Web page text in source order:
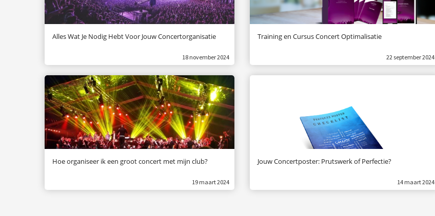
Alles Wat Je Nodig Hebt Voor Jouw Concertorganisatie
18 november 2024
Training en Cursus Concert Optimalisatie
22 september 2024
Hoe organiseer ik een groot concert met mijn club?
19 maart 2024
Jouw Concertposter: Prutswerk of Perfectie?
14 maart 2024